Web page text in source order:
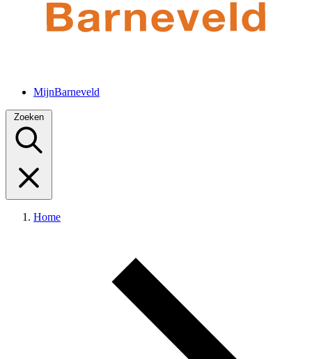
MijnBarneveld
Zoeken
Home